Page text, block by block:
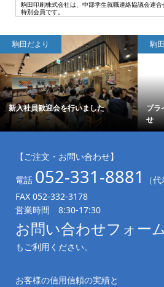
駒田印刷株式会社は、中部学生就職連絡協議会連合
特別会員です。
駒田だより
新入社員歓迎会を行いました
駒
プラ
せ
【ご注文・お問い合わせ】
電話 052-331-8881
（代
FAX 052-332-3178
営業時間 8:30-17:30
お問い合わせフォー
もご利用ください。
お客様の信用信頼の実績と